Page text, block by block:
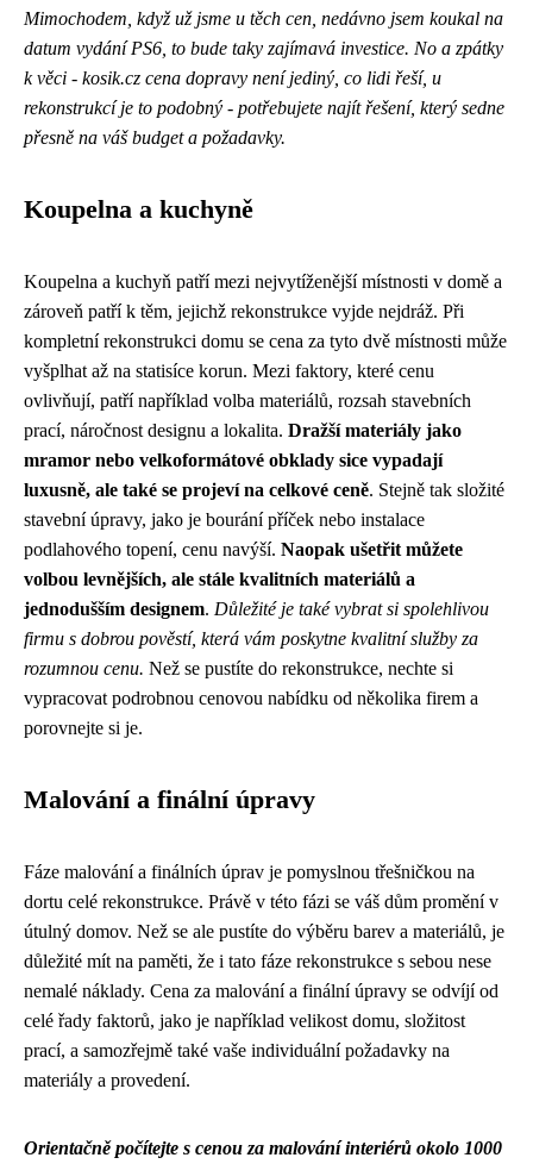
Mimochodem, když už jsme u těch cen, nedávno jsem koukal na
datum vydání PS6, to bude taky zajímavá investice. No a zpátky
k věci - kosik.cz cena dopravy není jediný, co lidi řeší, u
rekonstrukcí je to podobný - potřebujete najít řešení, který sedne
přesně na váš budget a požadavky.
Koupelna a kuchyně
Koupelna a kuchyň patří mezi nejvytíženější místnosti v domě a
zároveň patří k těm, jejichž rekonstrukce vyjde nejdráž. Při
kompletní rekonstrukci domu se cena za tyto dvě místnosti může
vyšplhat až na statisíce korun. Mezi faktory, které cenu
ovlivňují, patří například volba materiálů, rozsah stavebních
prací, náročnost designu a lokalita. Dražší materiály jako
mramor nebo velkoformátové obklady sice vypadají
luxusně, ale také se projeví na celkové ceně. Stejně tak složité
stavební úpravy, jako je bourání příček nebo instalace
podlahového topení, cenu navýší. Naopak ušetřit můžete
volbou levnějších, ale stále kvalitních materiálů a
jednodušším designem. Důležité je také vybrat si spolehlivou
firmu s dobrou pověstí, která vám poskytne kvalitní služby za
rozumnou cenu. Než se pustíte do rekonstrukce, nechte si
vypracovat podrobnou cenovou nabídku od několika firem a
porovnejte si je.
Malování a finální úpravy
Fáze malování a finálních úprav je pomyslnou třešničkou na
dortu celé rekonstrukce. Právě v této fázi se váš dům promění v
útulný domov. Než se ale pustíte do výběru barev a materiálů, je
důležité mít na paměti, že i tato fáze rekonstrukce s sebou nese
nemalé náklady. Cena za malování a finální úpravy se odvíjí od
celé řady faktorů, jako je například velikost domu, složitost
prací, a samozřejmě také vaše individuální požadavky na
materiály a provedení.
Orientačně počítejte s cenou za malování interiérů okolo 1000